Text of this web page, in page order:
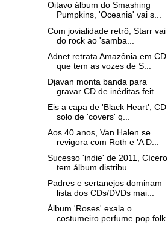
Oitavo álbum do Smashing
Pumpkins, 'Oceania' vai s...
Com jovialidade retrô, Starr vai
do rock ao 'samba...
Adnet retrata Amazônia em CD
que tem as vozes de S...
Djavan monta banda para
gravar CD de inéditas feit...
Eis a capa de 'Black Heart', CD
solo de 'covers' q...
Aos 40 anos, Van Halen se
revigora com Roth e 'A D...
Sucesso 'indie' de 2011, Cícero
tem álbum distribu...
Padres e sertanejos dominam
lista dos CDs/DVDs mai...
Álbum 'Roses' exala o
costumeiro perfume pop folk